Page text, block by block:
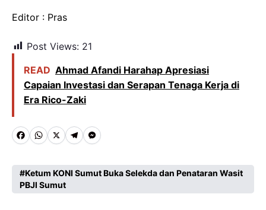
Editor : Pras
Post Views: 21
READ Ahmad Afandi Harahap Apresiasi
Capaian Investasi dan Serapan Tenaga Kerja di
Era Rico-Zaki
F
c
e
W
a
t
X T
l
e
M
s
s
Ketum KONI Sumut Buka Selekda dan Penataran Wasit
PBJI Sumut